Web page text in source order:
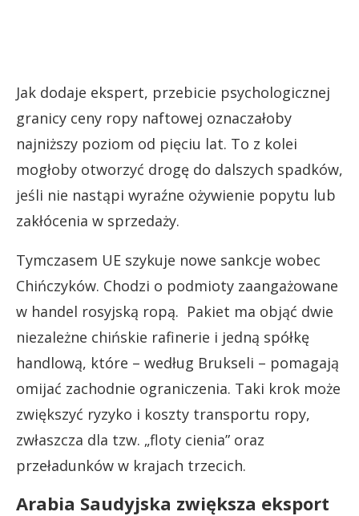
Jak dodaje ekspert, przebicie psychologicznej
granicy ceny ropy naftowej oznaczałoby
najniższy poziom od pięciu lat. To z kolei
mogłoby otworzyć drogę do dalszych spadków,
jeśli nie nastąpi wyraźne ożywienie popytu lub
zakłócenia w sprzedaży.
Tymczasem UE szykuje nowe sankcje wobec
Chińczyków. Chodzi o podmioty zaangażowane
w handel rosyjską ropą. Pakiet ma objąć dwie
niezależne chińskie rafinerie i jedną spółkę
handlową, które – według Brukseli – pomagają
omijać zachodnie ograniczenia. Taki krok może
zwiększyć ryzyko i koszty transportu ropy,
zwłaszcza dla tzw. „floty cienia” oraz
przeładunków w krajach trzecich.
Arabia Saudyjska zwiększa eksport